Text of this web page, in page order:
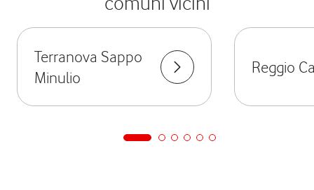
Terranova Sappo
Minulio
Reggio